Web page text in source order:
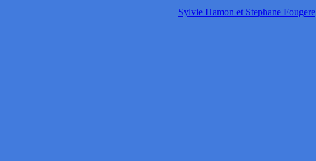
Sylvie Hamon et Stephane Fougere